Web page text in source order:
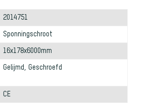
2014751
Sponningschroot
16x178x6000mm
Gelijmd, Geschroefd
CE